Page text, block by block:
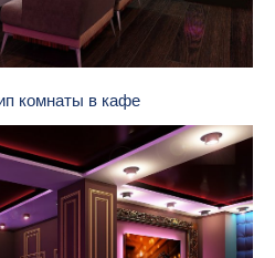
комнаты в кафе